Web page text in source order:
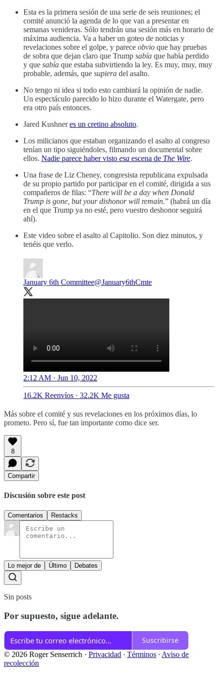
Esta es la primera sesión de una serie de seis reuniones; el
comité anunció la agenda de lo que van a presentar en
semanas venideras. Sólo tendrán una sesión más en horario de
máxima audiencia. Va a haber un goteo de noticias y
revelaciones sobre el golpe, y parece obvio que hay pruebas
de sobra que dejan claro que Trump sabía que había perdido
y que sabía que estaba subvirtiendo la ley. Es muy, muy, muy
probable, además, que supiera del asalto.
No tengo ni idea si todo esto cambiará la opinión de nadie.
Un espectáculo parecido lo hizo durante el Watergate, pero
era otro país entonces.
Jared Kushneres un cretino absoluto.
Los milicianos que estaban organizando el asalto al congreso
tenían un tipo siguiéndoles, filmando un documental sobre
ellos. Nadie parece haber visto esa escena de The Wire.
Una frase de Liz Cheney, congresista republicana expulsada
de su propio partido por participar en el comité, dirigida a sus
compañeros de filas: “There will be a day when Donald
Trump is gone, but your dishonor will remain.” (habrá un día
en el que Trump ya no esté, pero vuestro deshonor seguirá
ahí).
Este video sobre el asalto al Capitolio. Son diez minutos, y
tenéis que verlo.
January 6th Committee@January6thCmte
2:12 AM · Jun 10, 2022
16.2K Reenvíos · 32.2K Me gusta
Más sobre el comité y sus revelaciones en los próximos días, lo
prometo. Pero sí, fue tan importante como dice ser.
8
Compartir
Discusión sobre este post
Comentarios Restacks
Lo mejor de Último Debates
Sin posts
Por supuesto, sigue adelante.
Suscribirse
© 2026 Roger Senserrich · Privacidad ∙ Términos ∙ Aviso de
recolección